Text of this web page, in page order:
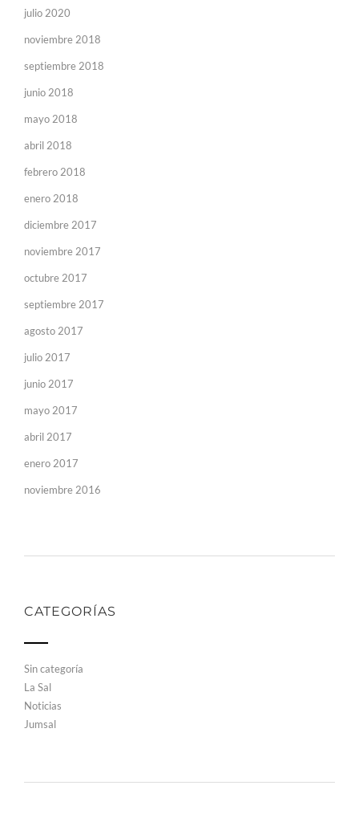
julio 2020
noviembre 2018
septiembre 2018
junio 2018
mayo 2018
abril 2018
febrero 2018
enero 2018
diciembre 2017
noviembre 2017
octubre 2017
septiembre 2017
agosto 2017
julio 2017
junio 2017
mayo 2017
abril 2017
enero 2017
noviembre 2016
CATEGORÍAS
Sin categoría
La Sal
Noticias
Jumsal